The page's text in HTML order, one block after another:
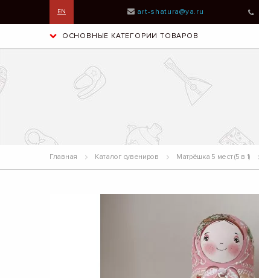
EN art-shatura@ya.ru
ОСНОВНЫЕ КАТЕГОРИИ ТОВАРОВ
Главная Каталог сувениров Матрёшка 5 мест (5 в 1)